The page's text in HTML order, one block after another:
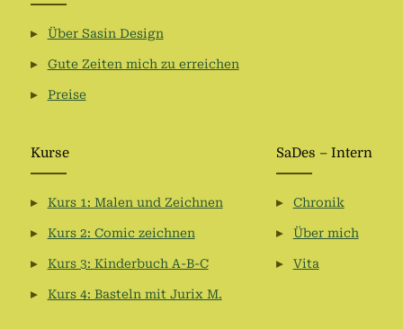
Über Sasin Design
Gute Zeiten mich zu erreichen
Preise
Kurse
Kurs 1: Malen und Zeichnen
Kurs 2: Comic zeichnen
Kurs 3: Kinderbuch A-B-C
Kurs 4: Basteln mit Jurix M.
SaDes – Intern
Chronik
Über mich
Vita